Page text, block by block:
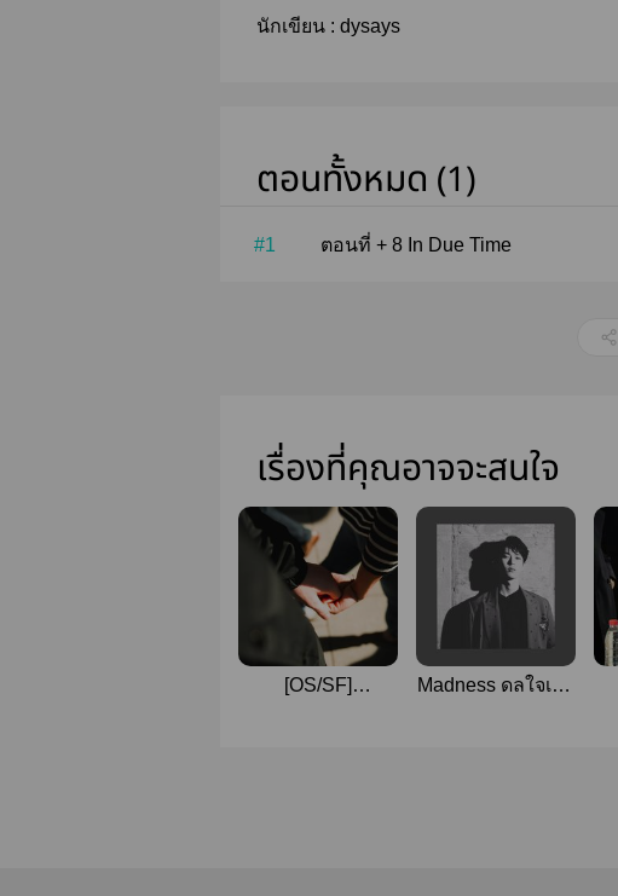
นักเขียน : dysays
ตอนทั้งหมด (1)
#1 ตอนที่ + 8 In Due Time
เรื่องที่คุณอาจจะสนใจ
[OS/SF]
Madness ดลใจเย็น